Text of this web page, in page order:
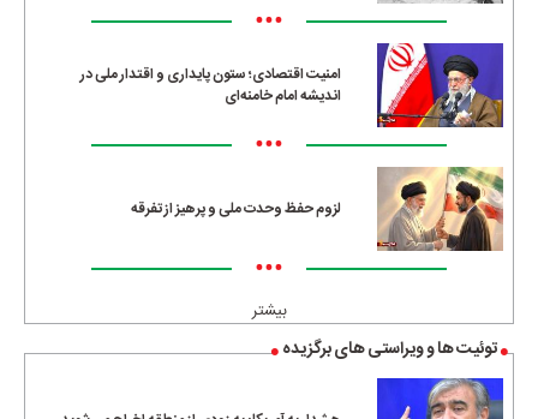
•••
امنیت اقتصادی؛ ستون پایداری و اقتدار ملی در
اندیشه امام خامنه‌ای
•••
لزوم حفظ وحدت ملی و پرهیز از تفرقه
•••
بیشتر
توئیت ها و ویراستی های برگزیده